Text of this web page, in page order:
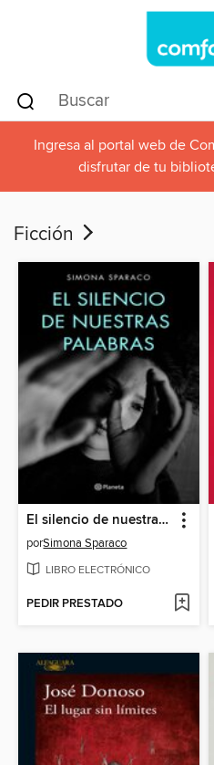
Ingresa al portal web de
disfrutar de tu
Ficción
El silencio de nuestras palabras
porSimona Sparaco
LIBRO ELECTRÓNICO
PEDIR PRESTADO